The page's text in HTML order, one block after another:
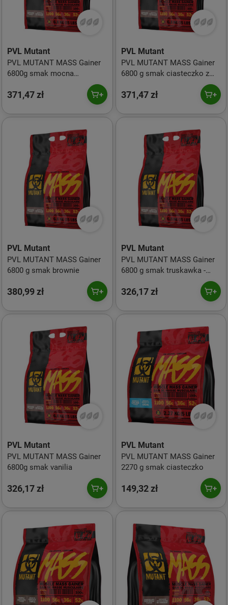
PVL Mutant
PVL MUTANT MASS Gainer
6800g smak mocna
371,47 zł
PVL Mutant
PVL MUTANT MASS Gainer
6800 g smak ciasteczko z
371,47 zł
PVL Mutant
PVL MUTANT MASS Gainer
6800 g smak brownie
380,99 zł
PVL Mutant
PVL MUTANT MASS Gainer
6800 g smak truskawka -
326,17 zł
PVL Mutant
PVL MUTANT MASS Gainer
6800g smak vanilia
326,17 zł
PVL Mutant
PVL MUTANT MASS Gainer
2270 g smak ciasteczko
149,32 zł